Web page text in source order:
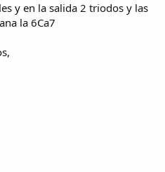
y en la salida 2 triodos y las
la 6Ca7